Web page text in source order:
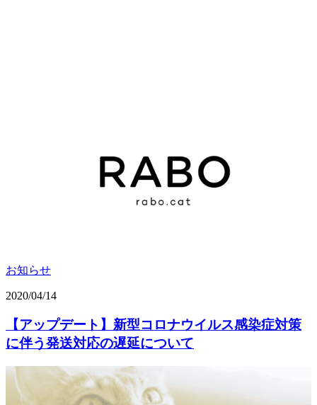
お知らせ
2020/04/14
【アップデート】新型コロナウイルス感染症対策
に伴う発送対応の遅延について